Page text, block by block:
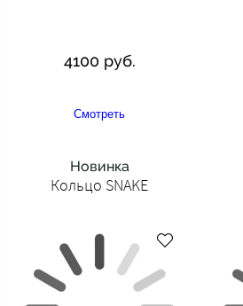
4100 руб.
Смотреть
Новинка
Кольцо SNAKE